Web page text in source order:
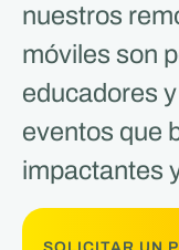
nuestros
móviles son
educadores
eventos que
impactantes